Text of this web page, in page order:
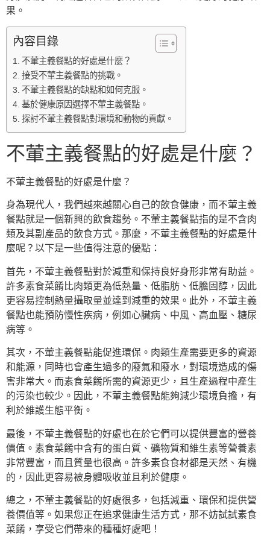
果。
內容目錄
不葷主義餐點的好處是什麼？
接受不葷主義餐點的挑戰。
不葷主義餐點的缺點和如何克服。
基於健康原因選擇不葷主義餐點。
探討不葷主義餐點對環境和動物的貢獻。
不葷主義餐點的好處是什麼？
不葷主義餐點的好處是什麼？
身為現代人，我們越來越關心自己的飲食健康，而不葷主義
餐點就是一個新興的飲食趨勢。不葷主義餐點指的是不含肉
類及其副產品的飲食方式。那麼，不葷主義餐點的好處是什
麼呢？以下是一些值得注意的優點：
首先，不葷主義餐點對於減重和保持良好身形非常有助益。
許多素食菜餚比肉類更為低熱量、低脂肪、低膽固醇，因此
更容易控制熱量攝取量並達到減重的效果。此外，不葷主義
餐點也能預防慢性疾病，例如心臟病、中風、高血壓、糖尿
病等。
其次，不葷主義餐點能促進環保。肉類生產需要更多的資源
和能源，同時也會產生過多的廢氣和廢水，對環境造成的傷
害非常大。而素食菜餚所需的資源更少，且生產過程中產生
的污染也較少。因此，不葷主義餐點能夠減少環境負擔，有
利於維護生態平衡。
最後，不葷主義餐點的好處也在於它們可以提供豐富的營養
價值。素食菜餚中含有的蛋白質、礦物質和維生素等營養素
非常豐富，而且質量也很高。許多素食食材都是天然、有機
的，因此更容易被身體吸收並且利於健康。
總之，不葷主義餐點的好處很多，包括減重、環保和提供營
養價值等。如果您正在追求健康生活方式，那不妨試試素食
菜餚，享受它們帶來的種種好處吧！